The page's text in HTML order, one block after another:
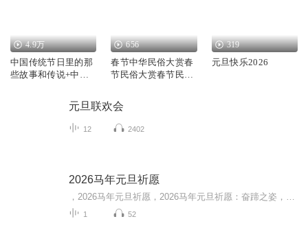
4.9万
中国传统节日里的那
些故事和传说+中秋
656
春节中华民俗大赏春
节民俗大赏春节民俗
319
元旦快乐2026
元旦联欢会
12 2402
2026马年元旦祈愿
1 52